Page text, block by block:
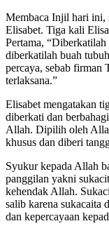
Membaca Injil hari ini,
Elisabet. Tiga kali
Pertama,
diberkatilah buah
percaya, sebab firman
terlaksana.”
Elisabet mengatakan
diberkati dan
Allah. Dipilih oleh
khusus dan diberi
Syukur kepada Allah
panggilan yakni
kehendak Allah.
salib karena sukacaita
dan kepercayaan